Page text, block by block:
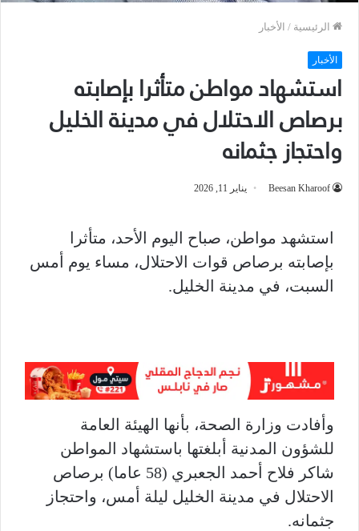
الرئيسية / الأخبار
الأخبار
استشهاد مواطن متأثرا بإصابته
برصاص الاحتلال في مدينة الخليل
واحتجاز جثمانه
Beesan Kharoof يناير 11, 2026
استشهد مواطن، صباح اليوم الأحد، متأثرا
بإصابته برصاص قوات الاحتلال، مساء يوم أمس
السبت، في مدينة الخليل.
وأفادت وزارة الصحة، بأنها الهيئة العامة
للشؤون المدنية أبلغتها باستشهاد المواطن
شاكر فلاح أحمد الجعبري (58 عاما) برصاص
الاحتلال في مدينة الخليل ليلة أمس، واحتجاز
جثمانه.